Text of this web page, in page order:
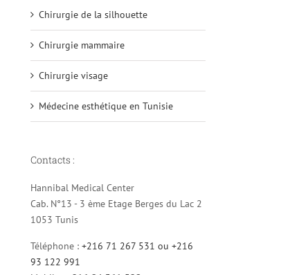
Chirurgie de la silhouette
Chirurgie mammaire
Chirurgie visage
Médecine esthétique en Tunisie
Contacts :
Hannibal Medical Center
Cab. N°13 - 3 ème Etage Berges du Lac 2
1053 Tunis
Téléphone : +216 71 267 531 ou +216
93 122 991